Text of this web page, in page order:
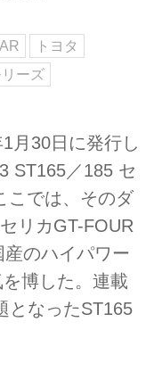
トヨタ
ーズ
月30日に発行し
ST165／185 セ
こでは、そのダ
リカGT-FOUR
のハイパワー
博した。連載
となったST165